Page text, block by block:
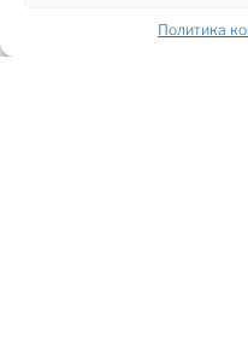
Политика
Electrolux и